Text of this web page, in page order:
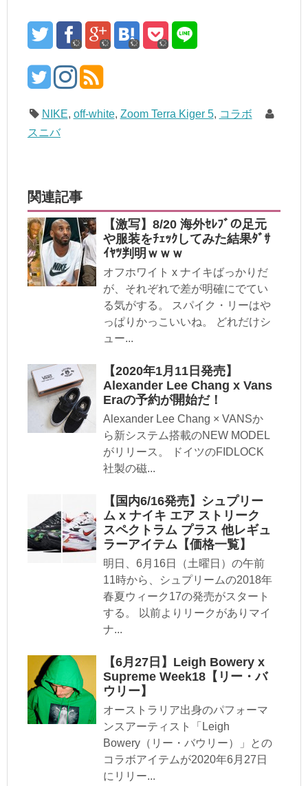
NIKE, off-white, Zoom Terra Kiger 5, コラボ
スニバ
関連記事
【激写】8/20 海外ｾﾚﾌﾞの足元
や服装をﾁｪｯｸしてみた結果ﾀﾞｻ
ｲﾔﾂ判明ｗｗｗ
オフホワイト x ナイキばっかりだ
が、それぞれで差が明確にでてい
る気がする。 スパイク・リーはや
っぱりかっこいいね。 どれだけシ
ュー...
【2020年1月11日発売】
Alexander Lee Chang x Vans
Eraの予約が開始だ！
Alexander Lee Chang × VANSか
ら新システム搭載のNEW MODEL
がリリース。 ドイツのFIDLOCK
社製の磁...
【国内6/16発売】シュプリー
ム x ナイキ エア ストリーク
スペクトラム プラス 他レギュ
ラーアイテム【価格一覧】
明日、6月16日（土曜日）の午前
11時から、シュプリームの2018年
春夏ウィーク17の発売がスタート
する。 以前よりリークがありマイ
ナ...
【6月27日】Leigh Bowery x
Supreme Week18【リー・バ
ウリー】
オーストラリア出身のパフォーマ
ンスアーティスト「Leigh
Bowery（リー・バウリー）」との
コラボアイテムが2020年6月27日
にリリー...